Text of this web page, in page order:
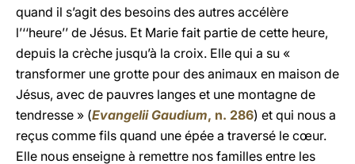
quand il s’agit des besoins des autres accélère
l’‘‘heure’’ de Jésus. Et Marie fait partie de cette heure,
depuis la crèche jusqu’à la croix. Elle qui a su «
transformer une grotte pour des animaux en maison de
Jésus, avec de pauvres langes et une montagne de
tendresse » (Evangelii Gaudium, n. 286) et qui nous a
reçus comme fils quand une épée a traversé le cœur.
Elle nous enseigne à remettre nos familles entre les